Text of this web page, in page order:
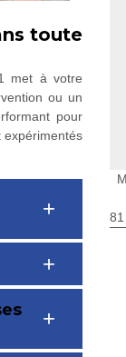
toute
met à votre
ou un
pour
expérimentés